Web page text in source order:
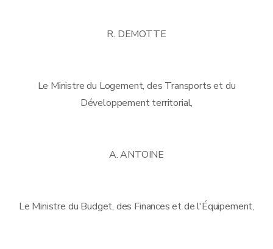
R. DEMOTTE
Le Ministre du Logement, des Transports et du
Développement territorial,
A. ANTOINE
Le Ministre du Budget, des Finances et de l'Équipement,